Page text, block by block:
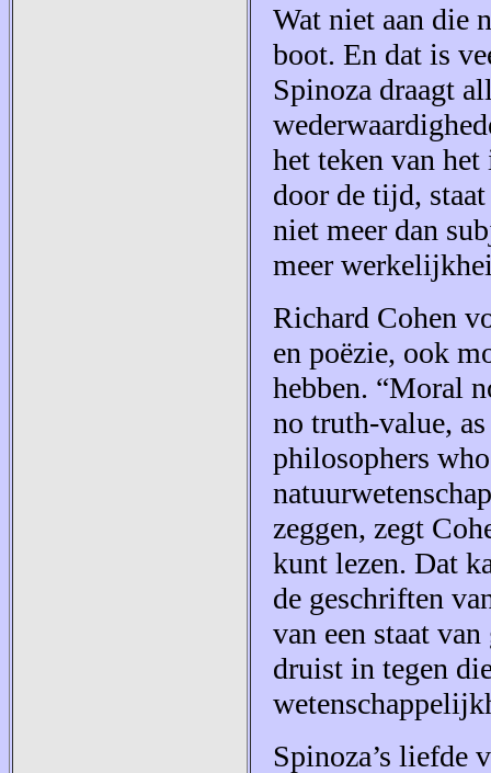
Wat niet aan die
boot. En dat is
Spinoza draagt
het teken van
door de tijd,
niet meer dan
meer
Richard Cohen
en poëzie, ook
hebben. “Moral
no truth-value,
philosophers
zeggen, zegt
kunt lezen. Dat
de geschriften
van een staat
druist in tegen
Spinoza’s liefde